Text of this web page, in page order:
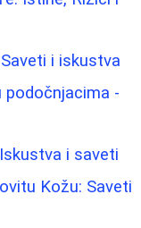
i iskustva
podočnjacima -
i saveti
Kožu: Saveti